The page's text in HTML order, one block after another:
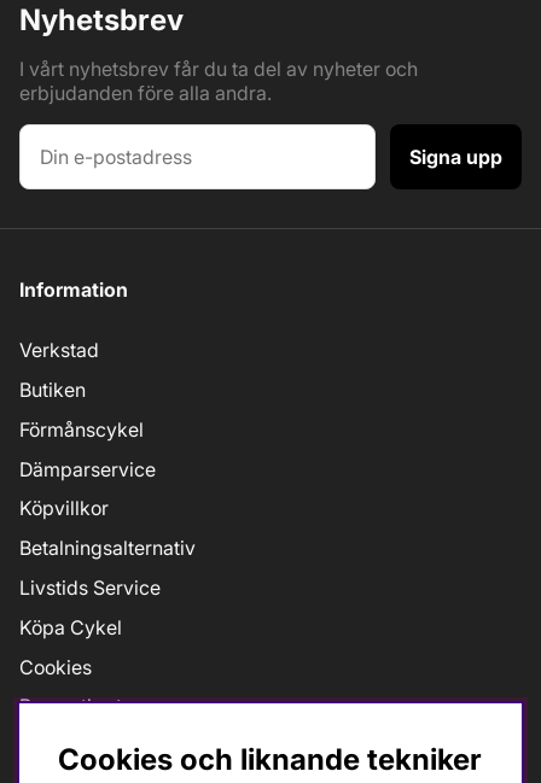
Nyhetsbrev
I vårt nyhetsbrev får du ta del av nyheter och
erbjudanden före alla andra.
Signa upp
Information
Verkstad
Butiken
Förmånscykel
Dämparservice
Köpvillkor
Betalningsalternativ
Livstids Service
Köpa Cykel
Cookies
Presentkort
JobbCookies och liknande tekniker